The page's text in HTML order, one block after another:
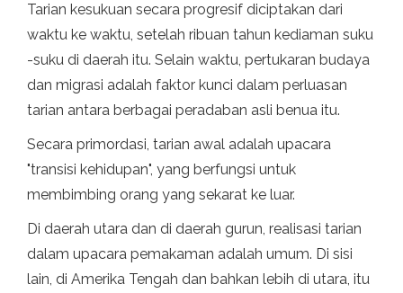
Tarian kesukuan secara progresif diciptakan dari
waktu ke waktu, setelah ribuan tahun kediaman suku
-suku di daerah itu. Selain waktu, pertukaran budaya
dan migrasi adalah faktor kunci dalam perluasan
tarian antara berbagai peradaban asli benua itu.
Secara primordasi, tarian awal adalah upacara
"transisi kehidupan", yang berfungsi untuk
membimbing orang yang sekarat ke luar.
Di daerah utara dan di daerah gurun, realisasi tarian
dalam upacara pemakaman adalah umum. Di sisi
lain, di Amerika Tengah dan bahkan lebih di utara, itu